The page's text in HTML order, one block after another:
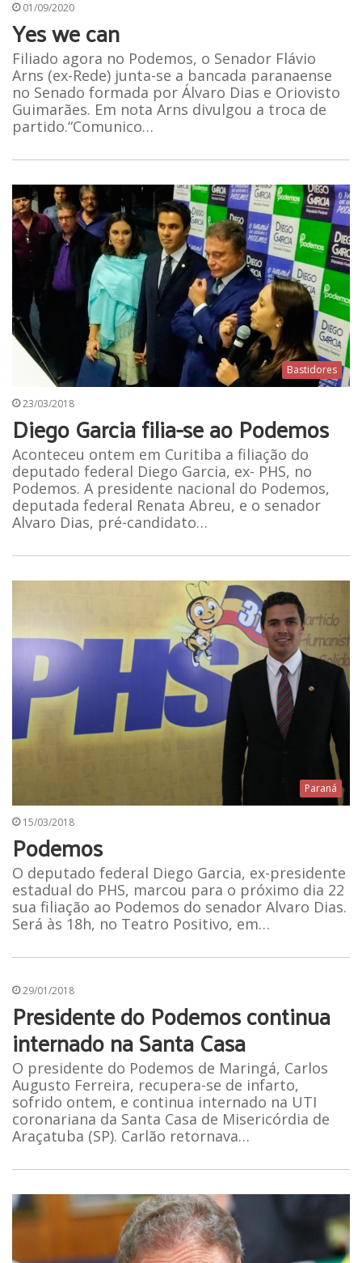
01/09/2020
Yes we can
Filiado agora no Podemos, o Senador Flávio
Arns (ex-Rede) junta-se a bancada paranaense
no Senado formada por Álvaro Dias e Oriovisto
Guimarães. Em nota Arns divulgou a troca de
partido.“Comunico…
Bastidores
23/03/2018
Diego Garcia filia-se ao Podemos
Aconteceu ontem em Curitiba a filiação do
deputado federal Diego Garcia, ex- PHS, no
Podemos. A presidente nacional do Podemos,
deputada federal Renata Abreu, e o senador
Alvaro Dias, pré-candidato…
Paraná
15/03/2018
Podemos
O deputado federal Diego Garcia, ex-presidente
estadual do PHS, marcou para o próximo dia 22
sua filiação ao Podemos do senador Alvaro Dias.
Será às 18h, no Teatro Positivo, em…
29/01/2018
Presidente do Podemos continua
internado na Santa Casa
O presidente do Podemos de Maringá, Carlos
Augusto Ferreira, recupera-se de infarto,
sofrido ontem, e continua internado na UTI
coronariana da Santa Casa de Misericórdia de
Araçatuba (SP). Carlão retornava…